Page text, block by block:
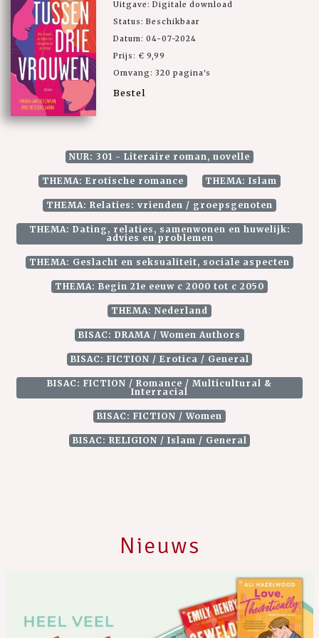
Uitgave: Digitale download
Status: Beschikbaar
Datum: 04-07-2024
Prijs: € 9,99
Omvang: 320 pagina's
Bestel
NUR: 301 - Literaire roman, novelle
THEMA: Erotische romance THEMA: Islam
THEMA: Relaties: vrienden / groepsgenoten
THEMA: Dating, relaties, samenwonen en huwelijk:
advies en problemen
THEMA: Geslacht en seksualiteit, sociale aspecten
THEMA: Begin 21e eeuw c 2000 tot c 2050
THEMA: Nederland
BISAC: DRAMA / Women Authors
BISAC: FICTION / Erotica / General
BISAC: FICTION / Romance / Multicultural &
Interracial
BISAC: FICTION / Women
BISAC: RELIGION / Islam / General
Nieuws